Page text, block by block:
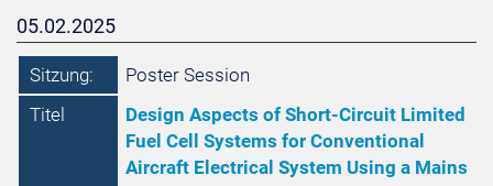
05.02.2025
Sitzung:
Poster Session
Titel
Design Aspects of Short-Circuit Limited
Fuel Cell Systems for Conventional
Aircraft Electrical System Using a Mains